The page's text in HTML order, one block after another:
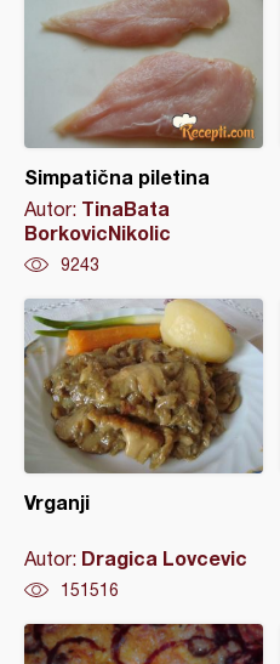
Simpatična piletina
Autor: TinaBata
BorkovicNikolic
9243
Vrganji
Autor: Dragica Lovcevic
151516